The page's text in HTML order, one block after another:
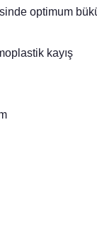
optimum
kayış